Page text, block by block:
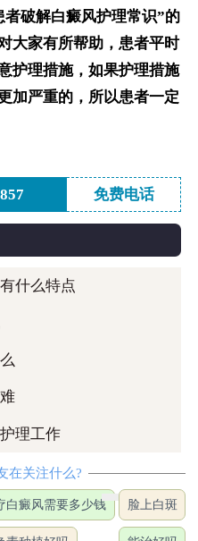
破解白癜风护理常识”的
大家有所帮助，患者平时
护理措施，如果护理措施
加严重的，所以患者一定
免费电话
什么特点
理工作
在关注什么?
白癜风需要多少钱 脸上白斑